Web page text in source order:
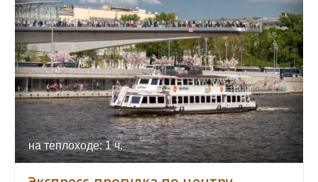
на теплоходе: 1 ч.